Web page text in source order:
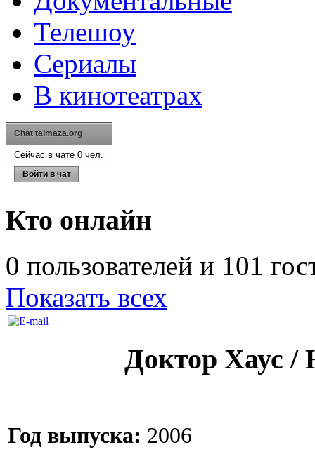
Телешоу
Сериалы
В кинотеатрах
Chat talmaza.org
Сейчас в чате 0 чел.
Войти в чат
Кто онлайн
0 пользователей и 101
Показать всех
Доктор Хаус /
Год выпуска: 2006